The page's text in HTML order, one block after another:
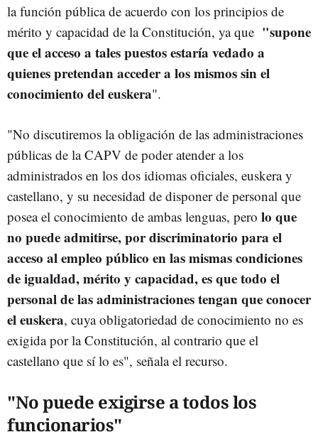
la función pública de acuerdo con los principios de
mérito y capacidad de la Constitución, ya que "supone
que el acceso a tales puestos estaría vedado a
quienes pretendan acceder a los mismos sin el
conocimiento del euskera".
"No discutiremos la obligación de las administraciones
públicas de la CAPV de poder atender a los
administrados en los dos idiomas oficiales, euskera y
castellano, y su necesidad de disponer de personal que
posea el conocimiento de ambas lenguas, pero lo que
no puede admitirse, por discriminatorio para el
acceso al empleo público en las mismas condiciones
de igualdad, mérito y capacidad, es que todo el
personal de las administraciones tengan que conocer
el euskera, cuya obligatoriedad de conocimiento no es
exigida por la Constitución, al contrario que el
castellano que sí lo es", señala el recurso.
"No puede exigirse a todos los
funcionarios"